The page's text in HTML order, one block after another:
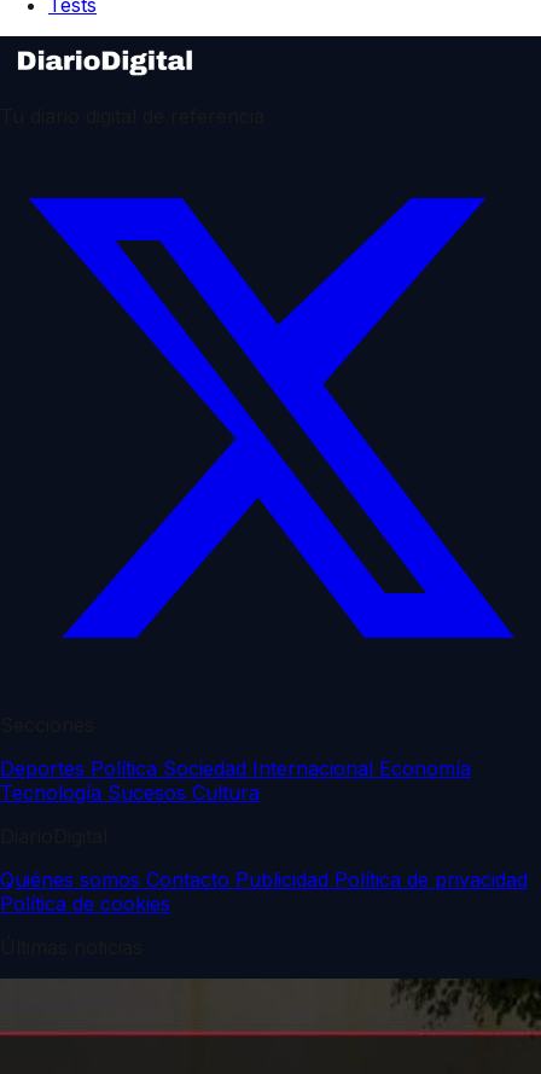
Deportes Política Sociedad Internacional Economía
Tecnología Sucesos Cultura
Quiénes somos Contacto Publicidad Política de privacidad
Política de cookies